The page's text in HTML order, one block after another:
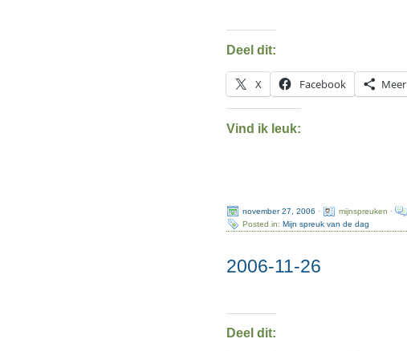
Deel dit:
X Facebook Meer
Vind ik leuk:
november 27, 2006 · mijnspreuken ·
Posted in:Mijn spreuk van de dag
2006-11-26
Deel dit: